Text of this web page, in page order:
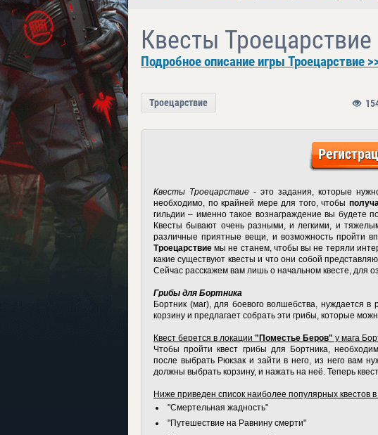
Квесты Троецарствие
Подробное описание игры Троецарствие
Троецарствие
Квесты Троецарствие - это задания, которые
необходимо, по крайней мере для того, чтобы
гильдии – именно такое вознаграждение вы будете
Квесты бывают очень разными, и легкими, и
различные приятные вещи, и возможность пройти
Троецарствие мы не станем, чтобы вы не теряли
какие существуют квесты и что они собой
Сейчас расскажем вам лишь о начальном квесте, для
Грибы для Бортника
Бортник (маг), для боевого волшебства, нуждается
корзину и предлагает собрать эти грибы, которые
Квест берется в локации "Поместье Беров" у мага
Чтобы пройти квест грибы для Бортника,
после выбрать Рюкзак и зайти в него, из него вам
должны выбрать корзину, и нажать на неё. Теперь
Ниже приведен список наиболее популярных квестов
"Смертельная жадность"
"Путешествие на Равнину смерти"